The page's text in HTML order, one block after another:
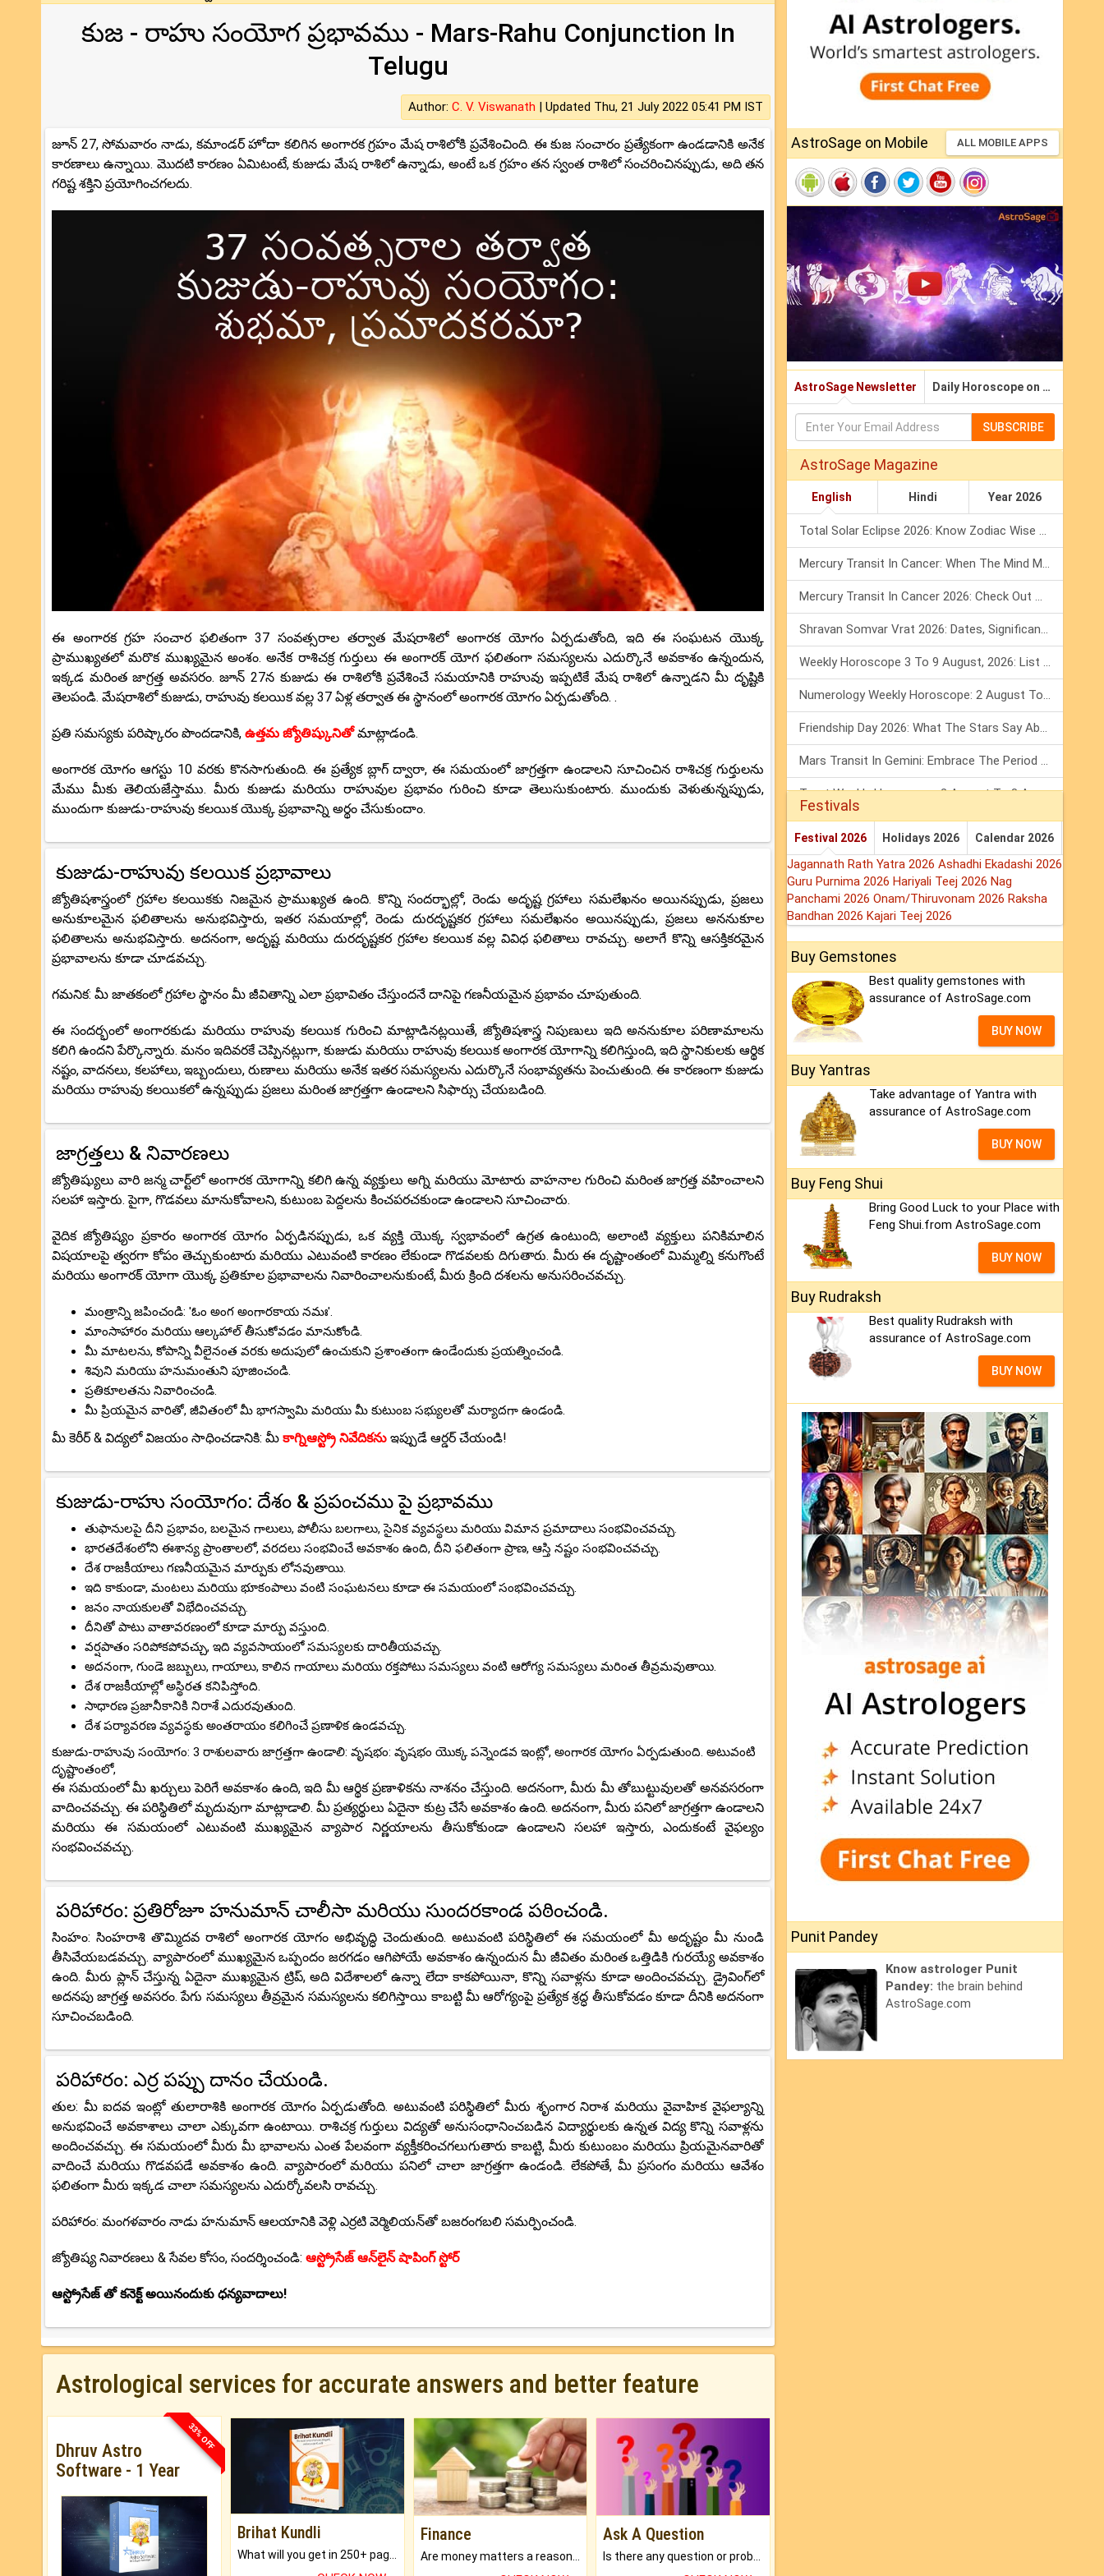
కుజ - రాహు సంయోగ ప్రభావము - Mars-Rahu Conjunction In
Telugu
Author: C. V. Viswanath | Updated Thu, 21 July 2022 05:41 PM IST
జూన్ 27, సోమవారం నాడు, కమాండర్ హోదా కలిగిన అంగారక గ్రహం మేష రాశిలోకి ప్రవేశించింది. ఈ కుజ సంచారం ప్రత్యేకంగా ఉండడానికి అనేక
కారణాలు ఉన్నాయి. మొదటి కారణం ఏమిటంటే, కుజుడు మేష రాశిలో ఉన్నాడు, అంటే ఒక గ్రహం తన స్వంత రాశిలో సంచరించినప్పుడు, అది తన
గరిష్ట శక్తిని ప్రయోగించగలదు.
ఈ అంగారక గ్రహ సంచార ఫలితంగా 37 సంవత్సరాల తర్వాత మేషరాశిలో అంగారక యోగం ఏర్పడుతోంది, ఇది ఈ సంఘటన యొక్క
ప్రాముఖ్యతలో మరొక ముఖ్యమైన అంశం. అనేక రాశిచక్ర గుర్తులు ఈ అంగారక్ యోగ ఫలితంగా సమస్యలను ఎదుర్కొనే అవకాశం ఉన్నందున,
ఇక్కడ మరింత జాగ్రత్త అవసరం. జూన్ 27న కుజుడు ఈ రాశిలోకి ప్రవేశించే సమయానికి రాహువు ఇప్పటికే మేష రాశిలో ఉన్నాడని మీ దృష్టికి
తెలపండి. మేషరాశిలో కుజుడు, రాహువు కలయిక వల్ల 37 ఏళ్ల తర్వాత ఈ స్థానంలో అంగారక యోగం ఏర్పడుతోంది. .
ప్రతి సమస్యకు పరిష్కారం పొందడానికి, ఉత్తమ జ్యోతిష్కునితోమాట్లాడండి.
అంగారక యోగం ఆగస్టు 10 వరకు కొనసాగుతుంది. ఈ ప్రత్యేక బ్లాగ్ ద్వారా, ఈ సమయంలో జాగ్రత్తగా ఉండాలని సూచించిన రాశిచక్ర గుర్తులను
మేము మీకు తెలియజేస్తాము. మీరు కుజుడు మరియు రాహువుల ప్రభావం గురించి కూడా తెలుసుకుంటారు. ముందుకు వెళుతున్నప్పుడు,
ముందుగా కుజుడు-రాహువు కలయిక యొక్క ప్రభావాన్ని అర్థం చేసుకుందాం.
కుజుడు-రాహువు కలయిక ప్రభావాలు
జ్యోతిషశాస్త్రంలో గ్రహాల కలయికకు నిజమైన ప్రాముఖ్యత ఉంది. కొన్ని సందర్భాల్లో, రెండు అదృష్ట గ్రహాలు సమలేఖనం అయినప్పుడు, ప్రజలు
అనుకూలమైన ఫలితాలను అనుభవిస్తారు, ఇతర సమయాల్లో, రెండు దురదృష్టకర గ్రహాలు సమలేఖనం అయినప్పుడు, ప్రజలు అననుకూల
ఫలితాలను అనుభవిస్తారు. అదనంగా, అదృష్ట మరియు దురదృష్టకర గ్రహాల కలయిక వల్ల వివిధ ఫలితాలు రావచ్చు. అలాగే కొన్ని ఆసక్తికరమైన
ప్రభావాలను కూడా చూడవచ్చు.
గమనిక: మీ జాతకంలో గ్రహాల స్థానం మీ జీవితాన్ని ఎలా ప్రభావితం చేస్తుందనే దానిపై గణనీయమైన ప్రభావం చూపుతుంది.
ఈ సందర్భంలో అంగారకుడు మరియు రాహువు కలయిక గురించి మాట్లాడినట్లయితే, జ్యోతిషశాస్త్ర నిపుణులు ఇది అననుకూల పరిణామాలను
కలిగి ఉందని పేర్కొన్నారు. మనం ఇదివరకే చెప్పినట్లుగా, కుజుడు మరియు రాహువు కలయిక అంగారక యోగాన్ని కలిగిస్తుంది, ఇది స్థానికులకు ఆర్థిక
నష్టం, వాదనలు, కలహాలు, ఇబ్బందులు, రుణాలు మరియు అనేక ఇతర సమస్యలను ఎదుర్కొనే సంభావ్యతను పెంచుతుంది. ఈ కారణంగా కుజుడు
మరియు రాహువు కలయికలో ఉన్నప్పుడు ప్రజలు మరింత జాగ్రత్తగా ఉండాలని సిఫార్సు చేయబడింది.
జాగ్రత్తలు & నివారణలు
జ్యోతిష్యులు వారి జన్మ చార్ట్‌లో అంగారక యోగాన్ని కలిగి ఉన్న వ్యక్తులు అగ్ని మరియు మోటారు వాహనాల గురించి మరింత జాగ్రత్త వహించాలని
సలహా ఇస్తారు. పైగా, గొడవలు మానుకోవాలని, కుటుంబ పెద్దలను కించపరచకుండా ఉండాలని సూచించారు.
వైదిక జ్యోతిష్యం ప్రకారం అంగారక యోగం ఏర్పడినప్పుడు, ఒక వ్యక్తి యొక్క స్వభావంలో ఉగ్రత ఉంటుంది; అలాంటి వ్యక్తులు పనికిమాలిన
విషయాలపై త్వరగా కోపం తెచ్చుకుంటారు మరియు ఎటువంటి కారణం లేకుండా గొడవలకు దిగుతారు. మీరు ఈ దృష్టాంతంలో మిమ్మల్ని కనుగొంటే
మరియు అంగారక్ యోగా యొక్క ప్రతికూల ప్రభావాలను నివారించాలనుకుంటే, మీరు క్రింది దశలను అనుసరించవచ్చు.
మంత్రాన్ని జపించండి: 'ఓం అంగ అంగారకాయ నమః'.
మాంసాహారం మరియు ఆల్కహాల్ తీసుకోవడం మానుకోండి.
మీ మాటలను, కోపాన్ని వీలైనంత వరకు అదుపులో ఉంచుకుని ప్రశాంతంగా ఉండేందుకు ప్రయత్నించండి.
శివుని మరియు హనుమంతుని పూజించండి.
ప్రతికూలతను నివారించండి.
మీ ప్రియమైన వారితో, జీవితంలో మీ భాగస్వామి మరియు మీ కుటుంబ సభ్యులతో మర్యాదగా ఉండండి.
మీ కెరీర్ & విద్యలో విజయం సాధించడానికి: మీ కాగ్నిఆస్ట్రో నివేదికను ఇప్పుడే ఆర్డర్ చేయండి!
కుజుడు-రాహు సంయోగం: దేశం & ప్రపంచము పై ప్రభావము
తుఫానులపై దీని ప్రభావం, బలమైన గాలులు, పోలీసు బలగాలు, సైనిక వ్యవస్థలు మరియు విమాన ప్రమాదాలు సంభవించవచ్చు.
భారతదేశంలోని ఈశాన్య ప్రాంతాలలో, వరదలు సంభవించే అవకాశం ఉంది, దీని ఫలితంగా ప్రాణ, ఆస్తి నష్టం సంభవించవచ్చు.
దేశ రాజకీయాలు గణనీయమైన మార్పుకు లోనవుతాయి.
ఇది కాకుండా, మంటలు మరియు భూకంపాలు వంటి సంఘటనలు కూడా ఈ సమయంలో సంభవించవచ్చు.
జనం నాయకులతో విభేదించవచ్చు.
దీనితో పాటు వాతావరణంలో కూడా మార్పు వస్తుంది.
వర్షపాతం సరిపోకపోవచ్చు, ఇది వ్యవసాయంలో సమస్యలకు దారితీయవచ్చు.
అదనంగా, గుండె జబ్బులు, గాయాలు, కాలిన గాయాలు మరియు రక్తపోటు సమస్యలు వంటి ఆరోగ్య సమస్యలు మరింత తీవ్రమవుతాయి.
దేశ రాజకీయాల్లో అస్థిరత కనిపిస్తోంది.
సాధారణ ప్రజానీకానికి నిరాశే ఎదురవుతుంది.
దేశ పర్యావరణ వ్యవస్థకు అంతరాయం కలిగించే ప్రణాళిక ఉండవచ్చు.
కుజుడు-రాహువు సంయోగం: 3 రాశులవారు జాగ్రత్తగా ఉండాలి: వృషభం: వృషభం యొక్క పన్నెండవ ఇంట్లో, అంగారక యోగం ఏర్పడుతుంది. అటువంటి
దృష్టాంతంలో,
ఈ సమయంలో మీ ఖర్చులు పెరిగే అవకాశం ఉంది, ఇది మీ ఆర్థిక ప్రణాళికను నాశనం చేస్తుంది. అదనంగా, మీరు మీ తోబుట్టువులతో అనవసరంగా
వాదించవచ్చు. ఈ పరిస్థితిలో మృదువుగా మాట్లాడాలి. మీ ప్రత్యర్థులు ఏదైనా కుట్ర చేసే అవకాశం ఉంది. అదనంగా, మీరు పనిలో జాగ్రత్తగా ఉండాలని
మరియు ఈ సమయంలో ఎటువంటి ముఖ్యమైన వ్యాపార నిర్ణయాలను తీసుకోకుండా ఉండాలని సలహా ఇస్తారు, ఎందుకంటే వైఫల్యం
సంభవించవచ్చు.
పరిహారం: ప్రతిరోజూ హనుమాన్ చాలీసా మరియు సుందరకాండ పఠించండి.
సింహం: సింహరాశి తొమ్మిదవ రాశిలో అంగారక యోగం అభివృద్ధి చెందుతుంది. అటువంటి పరిస్థితిలో ఈ సమయంలో మీ అదృష్టం మీ నుండి
తీసివేయబడవచ్చు. వ్యాపారంలో ముఖ్యమైన ఒప్పందం జరగడం ఆగిపోయే అవకాశం ఉన్నందున మీ జీవితం మరింత ఒత్తిడికి గురయ్యే అవకాశం
ఉంది. మీరు ప్లాన్ చేస్తున్న ఏదైనా ముఖ్యమైన ట్రిప్, అది విదేశాలలో ఉన్నా లేదా కాకపోయినా, కొన్ని సవాళ్లను కూడా అందించవచ్చు. డ్రైవింగ్‌లో
అదనపు జాగ్రత్త అవసరం. పేగు సమస్యలు తీవ్రమైన సమస్యలను కలిగిస్తాయి కాబట్టి మీ ఆరోగ్యంపై ప్రత్యేక శ్రద్ధ తీసుకోవడం కూడా దీనికి అదనంగా
సూచించబడింది.
పరిహారం: ఎర్ర పప్పు దానం చేయండి.
తుల: మీ ఐదవ ఇంట్లో తులారాశికి అంగారక యోగం ఏర్పడుతోంది. అటువంటి పరిస్థితిలో మీరు శృంగార నిరాశ మరియు వైవాహిక వైఫల్యాన్ని
అనుభవించే అవకాశాలు చాలా ఎక్కువగా ఉంటాయి. రాశిచక్ర గుర్తులు విద్యతో అనుసంధానించబడిన విద్యార్థులకు ఉన్నత విద్య కొన్ని సవాళ్లను
అందించవచ్చు. ఈ సమయంలో మీరు మీ భావాలను ఎంత పేలవంగా వ్యక్తీకరించగలుగుతారు కాబట్టి, మీరు కుటుంబం మరియు ప్రియమైనవారితో
వాదించే మరియు గొడవపడే అవకాశం ఉంది. వ్యాపారంలో మరియు పనిలో చాలా జాగ్రత్తగా ఉండండి. లేకపోతే, మీ ప్రసంగం మరియు ఆవేశం
ఫలితంగా మీరు ఇక్కడ చాలా సమస్యలను ఎదుర్కోవలసి రావచ్చు.
పరిహారం: మంగళవారం నాడు హనుమాన్ ఆలయానికి వెళ్లి ఎర్రటి వెర్మిలియన్‌తో బజరంగబలి సమర్పించండి.
జ్యోతిష్య నివారణలు & సేవల కోసం, సందర్శించండి: ఆస్ట్రోసేజ్ ఆన్‌లైన్ షాపింగ్ స్టోర్
ఆస్ట్రోసేజ్ తో కనెక్ట్ అయినందుకు ధన్యవాదాలు!
Astrological services for accurate answers and better feature
33% OFF
Dhruv Astro
Software - 1 Year
Brihat Kundli Finance
Are money matters a reason for the dark-circles under your eyes?
Ask A Question
Is there any question or problem lingering.
AstroSage on Mobile ALL MOBILE APPS
AstroSage Newsletter Daily Horoscope on Email
SUBSCRIBE
AstroSage Magazine
English Hindi Year 2026
Total Solar Eclipse 2026: Know Zodiac Wise Prediction
Mercury Transit In Cancer: When The Mind Meets The Heart!
Mercury Transit In Cancer 2026: Check Out What It Brings For You
Shravan Somvar Vrat 2026: Dates, Significance & Rituals In August
Weekly Horoscope 3 To 9 August, 2026: List Of Fasts & Festivals
Numerology Weekly Horoscope: 2 August To 8 August, 2026
Friendship Day 2026: What The Stars Say About Your Best Friend!
Mars Transit In Gemini: Embrace The Period Full Of Energy & Intelligence
Tarot Weekly Horoscope: 2 August To 8 August, 2026
Festivals
Festival 2026 Holidays 2026 Calendar 2026
Jagannath Rath Yatra 2026 Ashadhi Ekadashi 2026
Guru Purnima 2026 Hariyali Teej 2026 Nag
Panchami 2026 Onam/Thiruvonam 2026 Raksha
Bandhan 2026 Kajari Teej 2026
Buy Gemstones
Best quality gemstones with
assurance of AstroSage.com
BUY NOW
Buy Yantras
Take advantage of Yantra with
assurance of AstroSage.com
BUY NOW
Buy Feng Shui
Bring Good Luck to your Place with
Feng Shui.from AstroSage.com
BUY NOW
Buy Rudraksh
Best quality Rudraksh with
assurance of AstroSage.com
BUY NOW
Punit Pandey
Know astrologer Punit
Pandey: the brain behind
AstroSage.com